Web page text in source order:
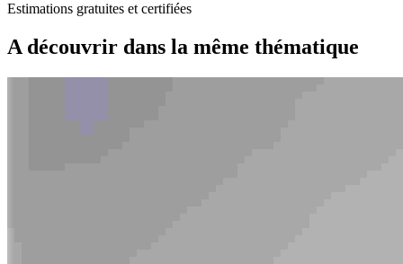
Estimations gratuites et certifiées
A découvrir dans la même thématique